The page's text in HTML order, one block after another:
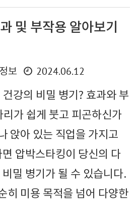
및 부작용 알아보기
보
2024.06.12
강의 비밀 병기? 효과와 부
가 쉽게 붓고 피곤하신가
앉아 있는 직업을 가지고
압박스타킹이 당신의 다
밀 병기가 될 수 있습니다.
히 미용 목적을 넘어 다양한